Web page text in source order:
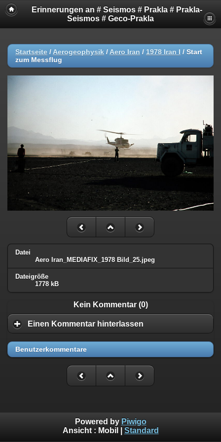
Erinnerungen an # Seismos # Prakla # Prakla-
Seismos # Geco-Prakla
Startseite / Aerogeophysik / Aero Iran / 1978 Iran I / Start
zum Messflug
Datei
Aero Iran_MEDIAFIX_1978 Bild_25.jpeg
Dateigröße
1778 kB
Kein Kommentar (0)
Einen Kommentar hinterlassen
Benutzerkommentare
Powered by Piwigo
Ansicht : Mobil Standard